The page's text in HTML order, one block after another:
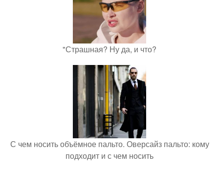
"Страшная? Ну да, и что?
С чем носить объёмное пальто. Оверсайз пальто: кому
подходит и с чем носить